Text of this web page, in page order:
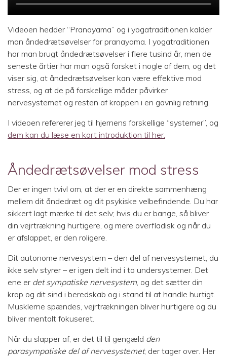
Videoen hedder “Pranayama” og i yogatraditionen kalder
man åndedrætsøvelser for pranayama. I yogatraditionen
har man brugt åndedrætsøvelser i flere tusind år, men de
seneste årtier har man også forsket i nogle af dem, og det
viser sig, at åndedrætsøvelser kan være effektive mod
stress, og at de på forskellige måder påvirker
nervesystemet og resten af kroppen i en gavnlig retning.
I videoen refererer jeg til hjernens forskellige “systemer”, og
dem kan du læse en kort introduktion til her.
Åndedrætsøvelser mod stress
Der er ingen tvivl om, at der er en direkte sammenhæng
mellem dit åndedræt og dit psykiske velbefindende. Du har
sikkert lagt mærke til det selv; hvis du er bange, så bliver
din vejrtrækning hurtigere, og mere overfladisk og når du
er afslappet, er den roligere.
Dit autonome nervesystem – den del af nervesystemet, du
ikke selv styrer – er igen delt ind i to undersystemer. Det
ene er det sympatiske nervesystem, og det sætter din
krop og dit sind i beredskab og i stand til at handle hurtigt.
Musklerne spændes, vejrtrækningen bliver hurtigere og du
bliver mentalt fokuseret.
Når du slapper af, er det til til gengæld den
parasympatiske del af nervesystemet, der tager over. Her